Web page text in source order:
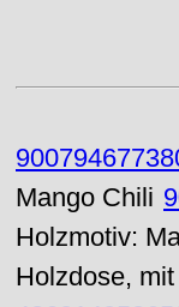
Mango Chili
Holzmotiv:
Holzdose,